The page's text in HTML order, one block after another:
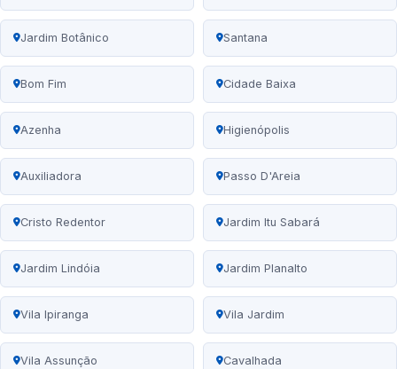
Jardim Botânico Santana
Bom Fim Cidade Baixa
Azenha Higienópolis
Auxiliadora Passo D'Areia
Cristo Redentor Jardim Itu Sabará
Jardim Lindóia Jardim Planalto
Vila Ipiranga Vila Jardim
Vila Assunção Cavalhada